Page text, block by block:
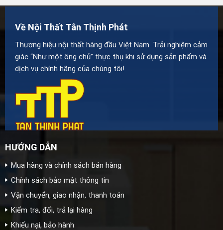
Về Nội Thất Tân Thịnh Phát
Thương hiệu nội thất hàng đầu Việt Nam. Trải nghiệm cảm
giác “Như một ông chủ” thực thụ khi sử dụng sản phẩm và
dịch vụ chính hãng của chúng tôi!
HƯỚNG DẪN
Mua hàng và chính sách bán hàng
Chính sách bảo mật thông tin
Vận chuyển, giao nhận, thanh toán
Kiểm tra, đổi, trả lại hàng
Khiếu nại, bảo hành